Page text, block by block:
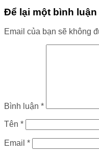
Để lại một bình luận
Email của bạn sẽ không
Bình luận *
Tên *
Email *